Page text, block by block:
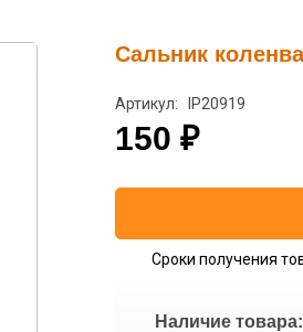
Сальник
Артикул: IP20919
150 ₽
Сроки получения
Наличие товара: